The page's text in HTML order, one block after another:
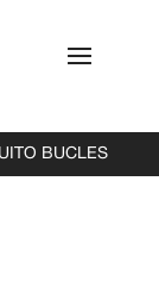
BUCLES